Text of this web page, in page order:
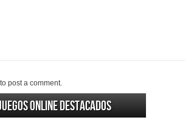
to post a comment.
online destacados